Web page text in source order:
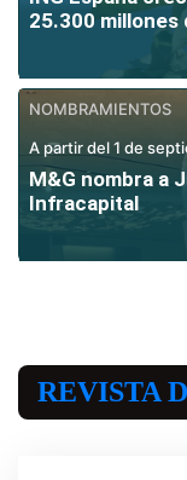
25.300 millones
NOMBRAMIENTOS
A partir del 1 de
M&G nombra a
Infracapital
REVISTA